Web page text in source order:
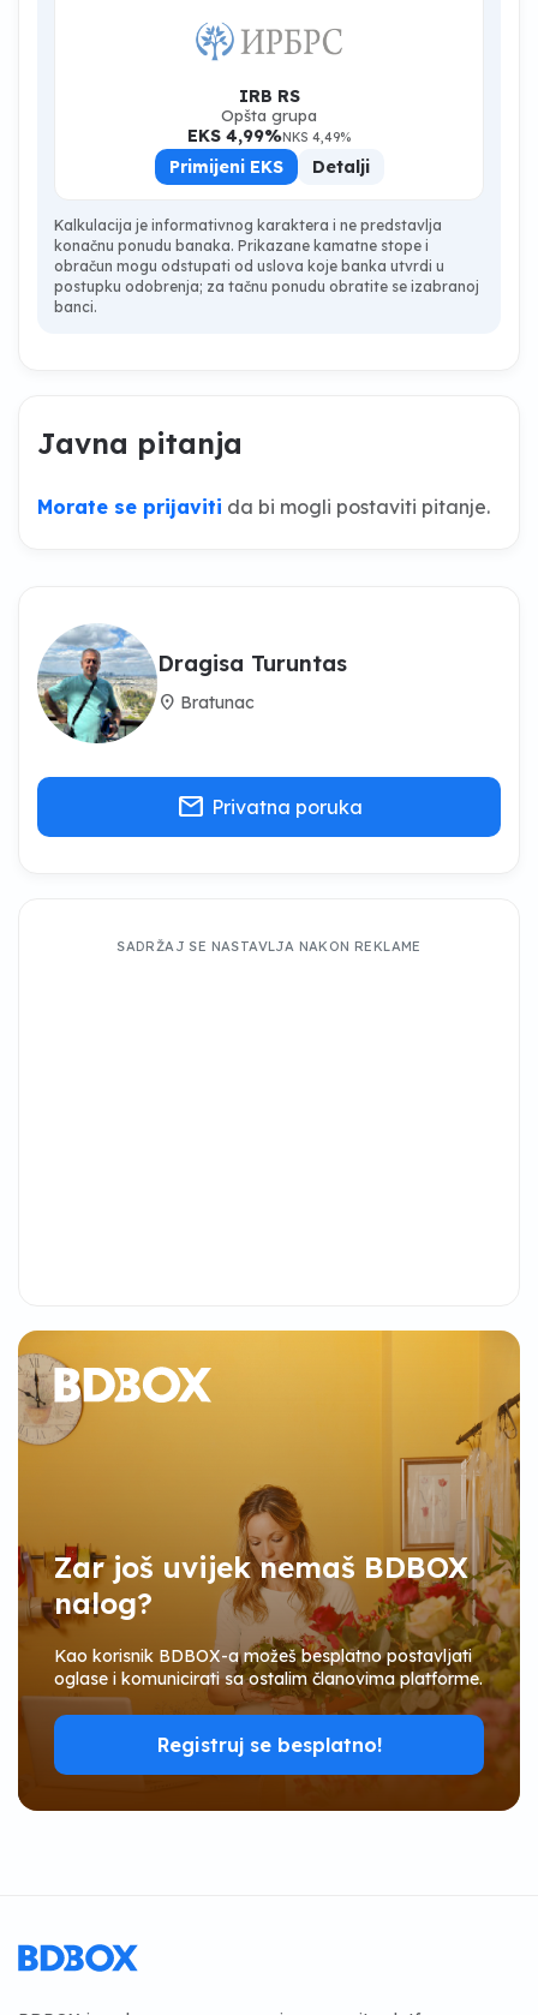
IRB RS
Opšta grupa
EKS 4,99%NKS 4,49%
Primijeni EKS Detalji
Kalkulacija je informativnog karaktera i ne predstavlja
konačnu ponudu banaka. Prikazane kamatne stope i
obračun mogu odstupati od uslova koje banka utvrdi u
postupku odobrenja; za tačnu ponudu obratite se izabranoj
banci.
Javna pitanja
Morate se prijaviti da bi mogli postaviti pitanje.
Dragisa Turuntas
location_on Bratunac
mail Privatna poruka
SADRŽAJ SE NASTAVLJA NAKON REKLAME
Zar još uvijek nemaš BDBOX
nalog?
Kao korisnik BDBOX-a možeš besplatno postavljati
oglase i komunicirati sa ostalim članovima platforme.
Registruj se besplatno!